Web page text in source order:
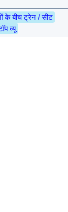
के बीच ट्रेन / सीट
व्यू